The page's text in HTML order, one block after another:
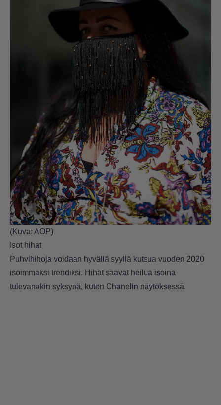
(Kuva: AOP)
Isot hihat
Puhvihihoja voidaan hyvällä syyllä kutsua vuoden 2020
isoimmaksi trendiksi. Hihat saavat heilua isoina
tulevanakin syksynä, kuten Chanelin näytöksessä.